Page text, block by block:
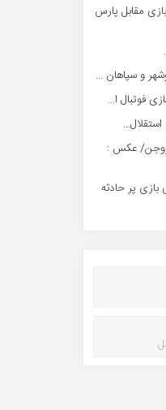
مقابل پارس
و سپاهان ...
فوتبال ا...
عکس :
پر حادثه